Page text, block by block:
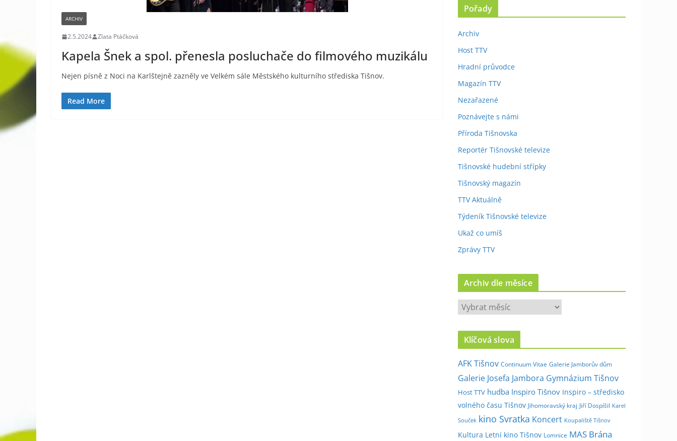
ARCHIV
2.5.2024 Zlata Ptáčková
Kapela Šnek a spol. přenesla posluchače do filmového muzikálu
Nejen písně z Noci na Karlštejně zazněly ve Velkém sále Městského kulturního střediska Tišnov.
Read More
Pořady
Archiv
Host TTV
Hradní průvodce
Magazín TTV
Nezařazené
Poznávejte s námi
Příroda Tišnovska
Reportér Tišnovské televize
Tišnovské hudební střípky
Tišnovský magazín
TTV Aktuálně
Týdeník Tišnovské televize
Ukaž co umíš
Zprávy TTV
Archiv dle měsíce
A
c
v
d
l
e
m
ě
Klíčová slova
AFK Tišnov Continuum Vitae Galerie Jamborův dům
Galerie Josefa Jambora Gymnázium Tišnov
Host TTV hudba Inspiro Tišnov Inspiro – středisko
volného času Tišnov Jihomoravský kraj Jiří Dospíšil Karel
Souček kino Svratka Koncert Koupaliště Tišnov
Kultura Letní kino Tišnov Lomnice MAS Brána